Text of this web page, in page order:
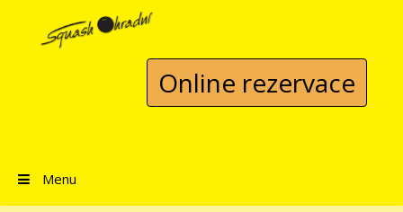
Přeskočit na obsah
Online rezervace
Menu